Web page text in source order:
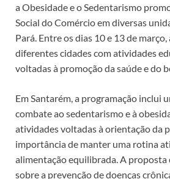
a Obesidade e o Sedentarismo
Social do Comércio em diversas
Pará. Entre os dias 10 e 13 de
diferentes cidades com atividades
voltadas à promoção da saúde e do
Em Santarém, a programação inclui
combate ao sedentarismo e à
atividades voltadas à orientação da
importância de manter uma rotina
alimentação equilibrada. A proposta
sobre a prevenção de doenças